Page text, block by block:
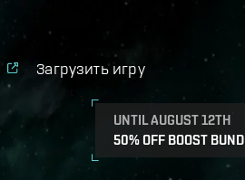
Загрузить игру
UNTIL AUGUST 12TH
50% OFF BOOST